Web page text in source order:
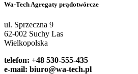
Wa-Tech Agregaty prądotwórcze
ul. Sprzeczna 9
62-002 Suchy Las
Wielkopolska
telefon: +48 530-555-435
e-mail: biuro@wa-tech.pl